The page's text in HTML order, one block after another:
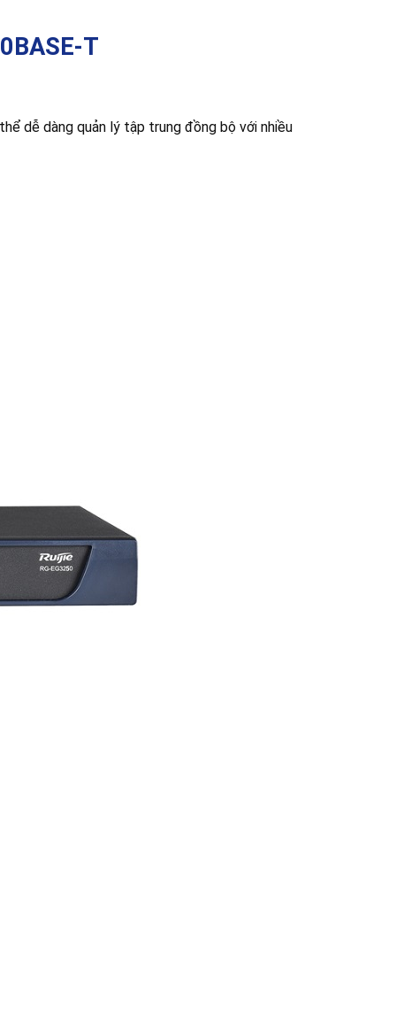
T
dễ dàng quản lý tập trung đồng bộ với nhiều